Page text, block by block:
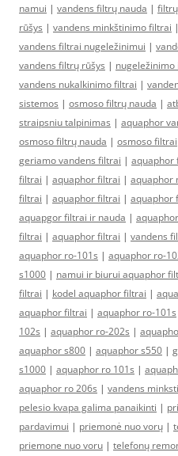
namui | vandens filtrų nauda |
rūšys | vandens minkštinimo filtrai |
vandens filtrai nugeležinimui |
vandens filtrų rūšys |
vandens nukalkinimo filtrai |
sistemos | osmoso filtrų nauda |
straipsniu talpinimas | aquaphor
osmoso filtrų nauda | osmoso filtrai
geriamo vandens filtrai | aquaphor
filtrai | aquaphor filtrai | aquaphor
filtrai | aquaphor filtrai | aquaphor
aquapgor filtrai ir nauda |
filtrai | aquaphor filtrai | vandens
aquaphor ro-101s | aquaphor ro-
s1000 | namui ir biurui aquaphor
filtrai | kodel aquaphor filtrai |
aquaphor filtrai | aquaphor ro-101s
102s | aquaphor ro-202s |
aquaphor s800 | aquaphor s550 |
s1000 | aquaphor ro 101s |
aquaphor ro 206s | vandens
pelesio kvapa galima panaikinti |
pardavimui | priemonė nuo vorų |
priemone nuo voru | telefonų